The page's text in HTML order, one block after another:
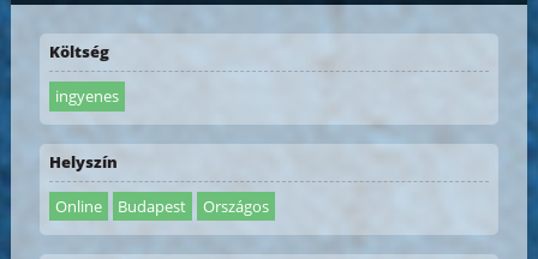
Költség
ingyenes
Helyszín
Online Budapest Országos